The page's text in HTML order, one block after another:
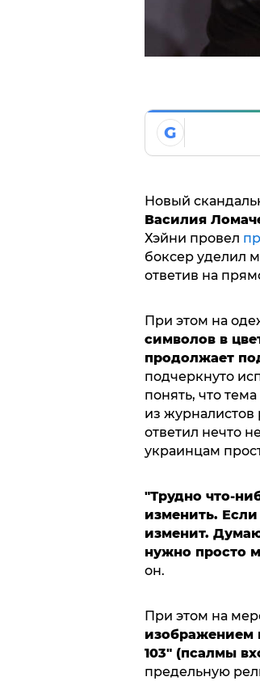
G
Новый
Василия
Хэйни провел
боксер уделил
ответив на
При этом на
символов в
продолжает
подчеркнуто
понять, что
из журналистов
ответил нечто
украинцам
"Трудно что-
изменить.
изменит.
нужно просто
он.
При этом на
изображением
103" (псалмы
предельную